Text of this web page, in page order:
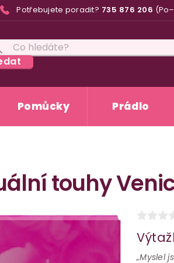
Potřebujete poradit? 735 876 206
Pomůcky Prádlo
touhy
„Myslel